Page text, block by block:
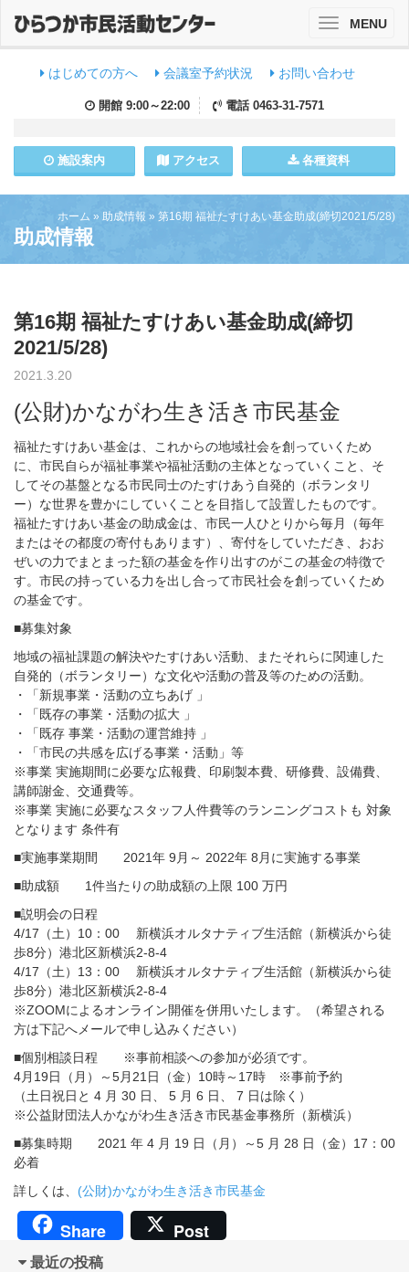
はじめての方へ 会議室予約状況 お問い合わせ
開館 9:00～22:00 電話 0463-31-7571
施設案内 アクセス 各種資料
ToggleMENU
ホーム » 助成情報 » 第16期 福祉たすけあい基金助成(締切2021/5/28)
助成情報
第16期 福祉たすけあい基金助成(締切
2021/5/28)
2021.3.20
(公財)かながわ生き活き市民基金
福祉たすけあい基金は、これからの地域社会を創っていくため
に、市民自らが福祉事業や福祉活動の主体となっていくこと、そ
してその基盤となる市民同士のたすけあう自発的（ボランタリ
ー）な世界を豊かにしていくことを目指して設置したものです。
福祉たすけあい基金の助成金は、市民一人ひとりから毎月（毎年
またはその都度の寄付もあります）、寄付をしていただき、おお
ぜいの力でまとまった額の基金を作り出すのがこの基金の特徴で
す。市民の持っている力を出し合って市民社会を創っていくため
の基金です。
■募集対象
地域の福祉課題の解決やたすけあい活動、またそれらに関連した
自発的（ボランタリー）な文化や活動の普及等のための活動。
・「新規事業・活動の立ちあげ 」
・「既存の事業・活動の拡大 」
・「既存 事業・活動の運営維持 」
・「市民の共感を広げる事業・活動」等
※事業 実施期間に必要な広報費、印刷製本費、研修費、設備費、
講師謝金、交通費等。
※事業 実施に必要なスタッフ人件費等のランニングコストも 対象
となります 条件有
■実施事業期間 2021年 9月～ 2022年 8月に実施する事業
■助成額 1件当たりの助成額の上限 100 万円
■説明会の日程
4/17（土）10：00 新横浜オルタナティブ生活館（新横浜から徒
歩8分）港北区新横浜2-8-4
4/17（土）13：00 新横浜オルタナティブ生活館（新横浜から徒
歩8分）港北区新横浜2-8-4
※ZOOMによるオンライン開催を併用いたします。（希望される
方は下記へメールで申し込みください）
■個別相談日程 ※事前相談への参加が必須です。
4月19日（月）～5月21日（金）10時～17時 ※事前予約
（土日祝日と 4 月 30 日、 5 月 6 日、 7 日は除く）
※公益財団法人かながわ生き活き市民基金事務所（新横浜）
■募集時期 2021 年 4 月 19 日（月）～5 月 28 日（金）17：00
必着
詳しくは、 (公財)かながわ生き活き市民基金
Share Post
最近の投稿